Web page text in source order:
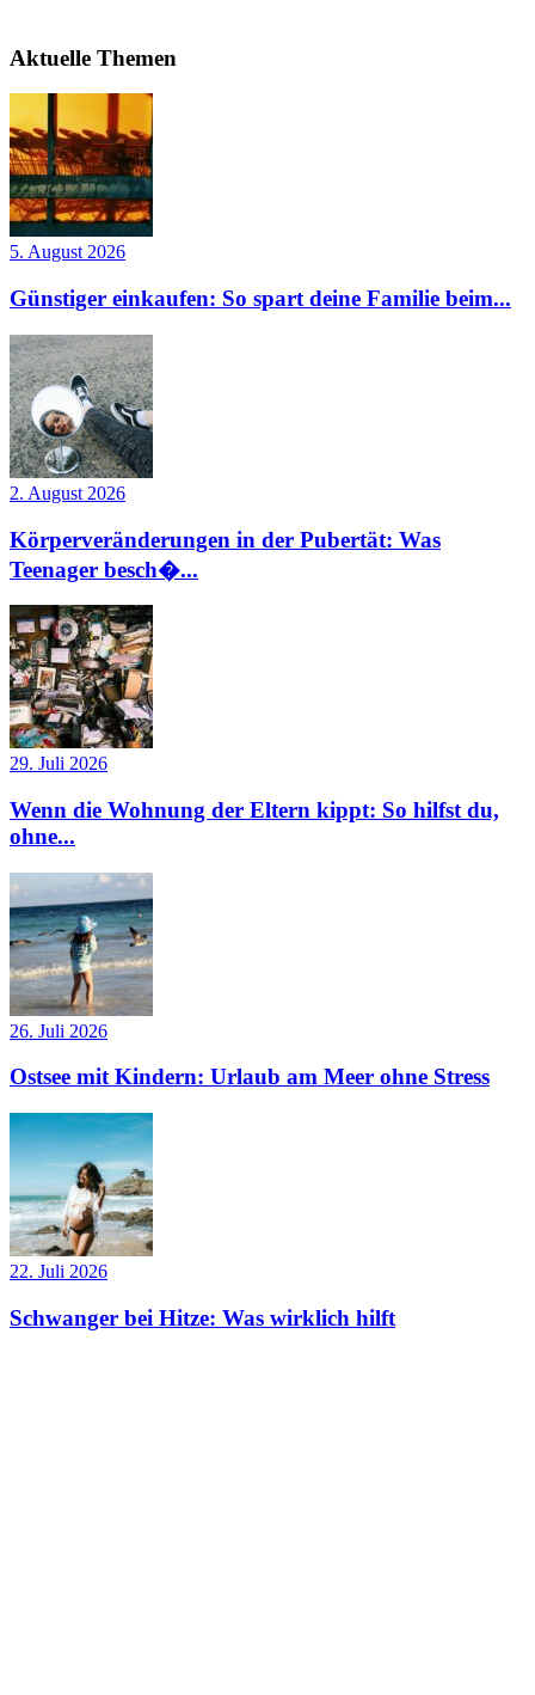
Aktuelle Themen
5. August 2026
Günstiger einkaufen: So spart deine Familie beim...
2. August 2026
Körperveränderungen in der Pubertät: Was
Teenager besch�...
29. Juli 2026
Wenn die Wohnung der Eltern kippt: So hilfst du,
ohne...
26. Juli 2026
Ostsee mit Kindern: Urlaub am Meer ohne Stress
22. Juli 2026
Schwanger bei Hitze: Was wirklich hilft